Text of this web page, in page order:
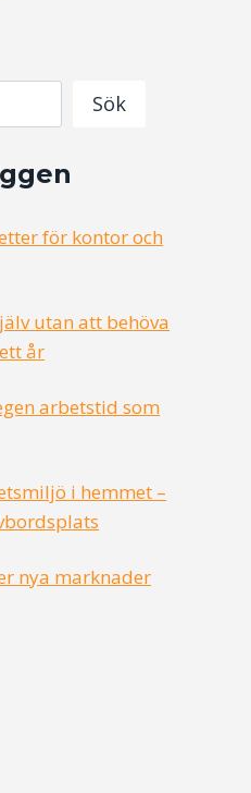
Sök
för kontor och
utan att behöva
år
arbetstid som
i hemmet –
nya marknader